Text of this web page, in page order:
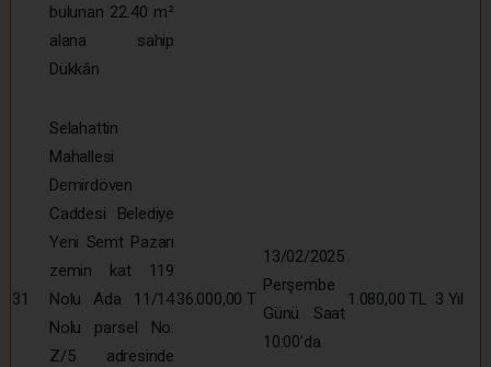
bulunan 22.40 m²
alana sahip
Dükkân
31
Selahattin
Mahallesi
Demirdöven
Caddesi Belediye
Yeni Semt Pazarı
zemin kat 119
Nolu Ada 11/14
Nolu parsel No:
Z/5 adresinde
36.000,00 T
13/02/2025
Perşembe
Günü Saat
10:00’da
1.080,00 TL 3 Yıl